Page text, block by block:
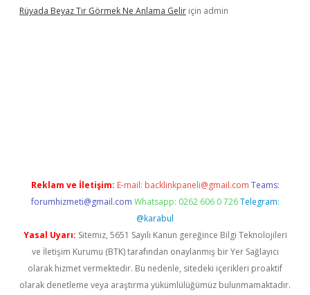
Rüyada Beyaz Tır Görmek Ne Anlama Gelir için admin
Reklam ve İletişim: E-mail: backlinkpaneli@gmail.com Teams:
forumhizmeti@gmail.com Whatsapp: 0262 606 0 726 Telegram:
@karabul
Yasal Uyarı: Sitemiz, 5651 Sayılı Kanun gereğince Bilgi Teknolojileri
ve İletişim Kurumu (BTK) tarafından onaylanmış bir Yer Sağlayıcı
olarak hizmet vermektedir. Bu nedenle, sitedeki içerikleri proaktif
olarak denetleme veya araştırma yükümlülüğümüz bulunmamaktadır.